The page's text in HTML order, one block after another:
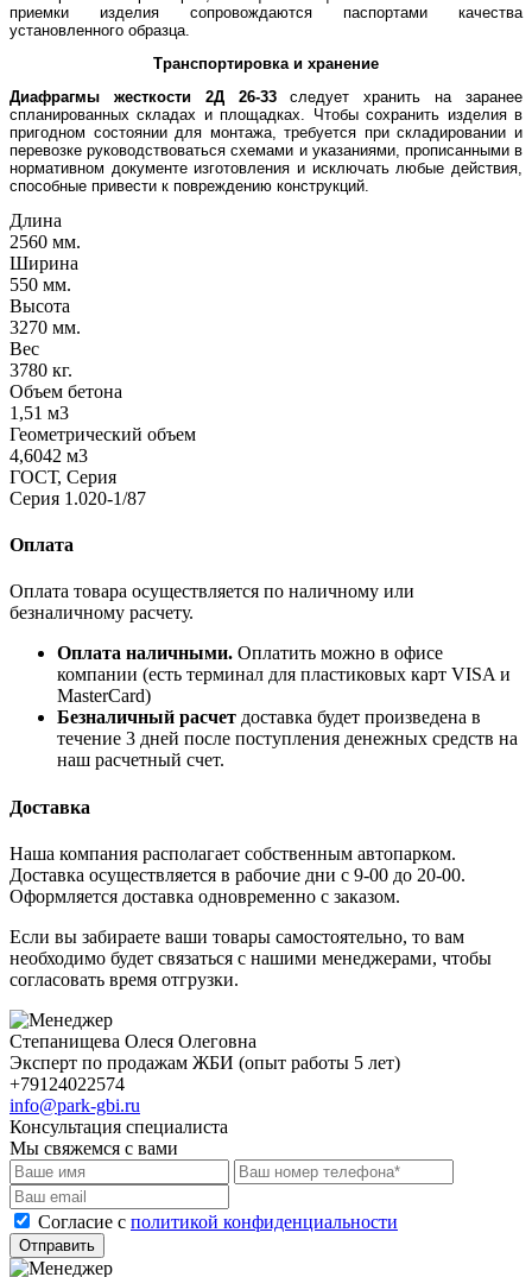
приемки изделия сопровождаются паспортами качества
установленного образца.
Транспортировка и хранение
Диафрагмы жесткости 2Д 26-33следует хранить на заранее
спланированных складах и площадках. Чтобы сохранить изделия в
пригодном состоянии для монтажа, требуется при складировании и
перевозке руководствоваться схемами и указаниями, прописанными в
нормативном документе изготовления и исключать любые действия,
способные привести к повреждению конструкций.
Длина
2560 мм.
Ширина
550 мм.
Высота
3270 мм.
Вес
3780 кг.
Объем бетона
1,51 м3
Геометрический объем
4,6042 м3
ГОСТ, Серия
Серия 1.020-1/87
Оплата
Оплата товара осуществляется по наличному или
безналичному расчету.
Оплата наличными. Оплатить можно в офисе
компании (есть терминал для пластиковых карт VISA и
MasterCard)
Безналичный расчет доставка будет произведена в
течение 3 дней после поступления денежных средств на
наш расчетный счет.
Доставка
Наша компания располагает собственным автопарком.
Доставка осуществляется в рабочие дни с 9-00 до 20-00.
Оформляется доставка одновременно с заказом.
Если вы забираете ваши товары самостоятельно, то вам
необходимо будет связаться с нашими менеджерами, чтобы
согласовать время отгрузки.
Степанищева Олеся Олеговна
Эксперт по продажам ЖБИ (опыт работы 5 лет)
+79124022574
info@park-gbi.ru
Консультация специалиста
Мы свяжемся с вами
Cогласие с политикой конфиденциальности
Отправить